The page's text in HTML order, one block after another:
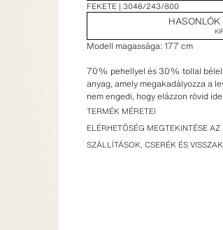
FEKETE 3046/243/800
Modell magassága: 177 cm
70% pehellyel és 30% tollal
anyag, amely megakadályozza a
nem engedi, hogy elázzon rövid
ruhadarab hideg környezetben is
hőmérsékletek az aktivitási
aktivitás esetén és -33°C
húzózsinórral állítható kapucni és
TERMÉK MÉRETEI
ELÉRHETŐSÉG MEGTEKINTÉSE AZ
SZÁLLÍTÁSOK, CSERÉK ÉS